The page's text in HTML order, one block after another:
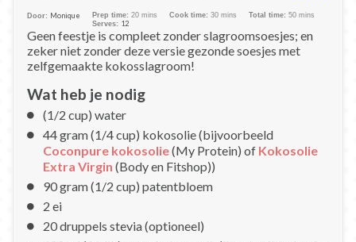
Door: Monique Prep time: 20 mins Cook time: 30 mins Total time: 50 mins
Serves: 12
Geen feestje is compleet zonder slagroomsoesjes; en
zeker niet zonder deze versie gezonde soesjes met
zelfgemaakte kokosslagroom!
Wat heb je nodig
(1/2 cup) water
44 gram (1/4 cup) kokosolie (bijvoorbeeld
Coconpure kokosolie(My Protein) of Kokosolie
Extra Virgin (Body en Fitshop))
90 gram (1/2 cup) patentbloem
2 ei
20 druppels stevia (optioneel)